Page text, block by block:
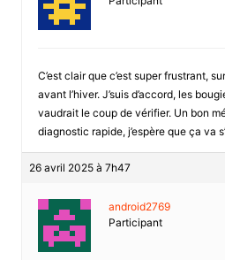
C’est clair que c’est super frustrant,
avant l’hiver. J’suis d’accord, les
vaudrait le coup de vérifier. Un bon
diagnostic rapide, j’espère que ça va
26 avril 2025 à 7h47
android2769
Participant